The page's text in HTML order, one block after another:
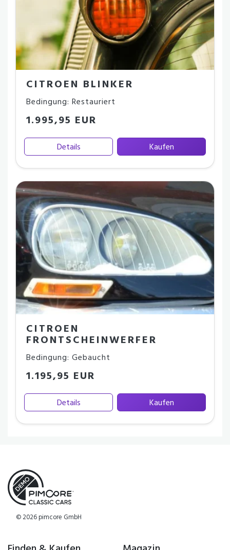
CITROEN BLINKER
Bedingung: Restauriert
1.995,95 EUR
Details Kaufen
CITROEN
FRONTSCHEINWERFER
Bedingung: Gebaucht
1.195,95 EUR
Details Kaufen
© 2026 pimcore GmbH